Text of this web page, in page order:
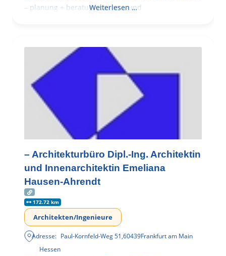
– planung + beratung bei an – und
Weiterlesen …
– Architekturbüro Dipl.-Ing. Architektin
und Innenarchitektin Emeliana
Hausen-Ahrendt
172.72 km
Architekten/Ingenieure
Adresse: Paul-Kornfeld-Weg 51,60439Frankfurt am Main
Hessen